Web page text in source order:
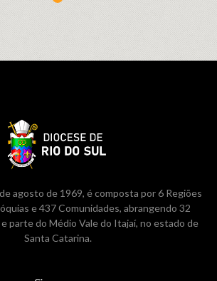
agosto de 1969, é composta por 6 Regiões
e 437 Comunidades, abrangendo 32
parte do Médio Vale do Itajaí, no estado de
Santa Catarina.